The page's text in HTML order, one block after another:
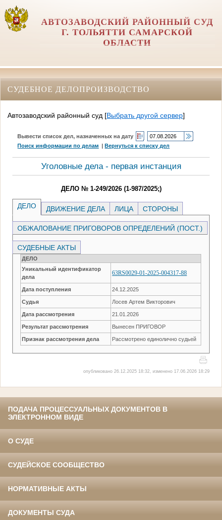
АВТОЗАВОДСКИЙ РАЙОННЫЙ СУД
Г. ТОЛЬЯТТИ САМАРСКОЙ
ОБЛАСТИ
СУДЕБНОЕ ДЕЛОПРОИЗВОДСТВО
Автозаводский районный суд [Выбрать другой сервер]
Вывести список дел, назначенных на дату
Поиск информации по делам |Вернуться к списку дел
Уголовные дела - первая инстанция
ДЕЛО № 1-249/2026 (1-987/2025;)
ДЕЛО ДВИЖЕНИЕ ДЕЛА ЛИЦА СТОРОНЫ
ОБЖАЛОВАНИЕ ПРИГОВОРОВ ОПРЕДЕЛЕНИЙ (ПОСТ.)
СУДЕБНЫЕ АКТЫ
ДЕЛО
Уникальный идентификатор
дела
63RS0029-01-2025-004317-88
Дата поступления 24.12.2025
Судья Лосев Артем Викторович
Дата рассмотрения 21.01.2026
Результат рассмотрения Вынесен ПРИГОВОР
Признак рассмотрения дела Рассмотрено единолично судьей
опубликовано 26.12.2025 18:32, изменено 17.06.2026 18:29
ПОДАЧА ПРОЦЕССУАЛЬНЫХ ДОКУМЕНТОВ В
ЭЛЕКТРОННОМ ВИДЕ
О СУДЕ
СУДЕЙСКОЕ СООБЩЕСТВО
НОРМАТИВНЫЕ АКТЫ
ДОКУМЕНТЫ СУДА